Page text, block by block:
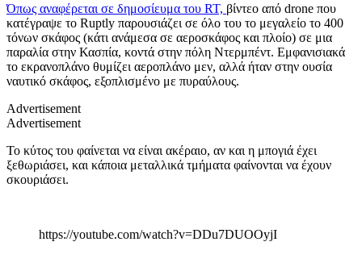
Όπως αναφέρεται σε δημοσίευμα του RT, βίντεο από drone που
κατέγραψε το Ruptly παρουσιάζει σε όλο του το μεγαλείο το 400
τόνων σκάφος (κάτι ανάμεσα σε αεροσκάφος και πλοίο) σε μια
παραλία στην Κασπία, κοντά στην πόλη Ντερμπέντ. Εμφανισιακά
το εκρανοπλάνο θυμίζει αεροπλάνο μεν, αλλά ήταν στην ουσία
ναυτικό σκάφος, εξοπλισμένο με πυραύλους.
Advertisement
Advertisement
Το κύτος του φαίνεται να είναι ακέραιο, αν και η μπογιά έχει
ξεθωριάσει, και κάποια μεταλλικά τμήματα φαίνονται να έχουν
σκουριάσει.
https://youtube.com/watch?v=DDu7DUOOyjI